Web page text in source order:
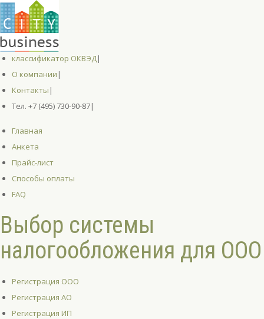
классификатор ОКВЭД|
О компании |
Контакты |
Тел. +7 (495) 730-90-87|
Главная
Анкета
Прайс-лист
Способы оплаты
FAQ
Выбор системы
налогообложения для ООО
Регистрация ООО
Регистрация АО
Регистрация ИП